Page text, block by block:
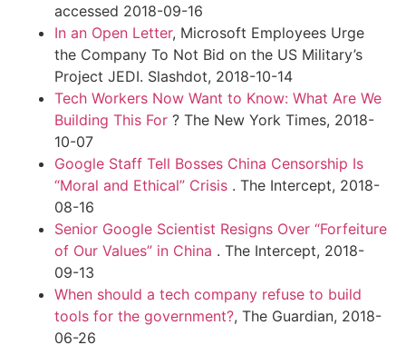
accessed 2018-09-16
In an Open Letter, Microsoft Employees Urge
the Company To Not Bid on the US Military’s
Project JEDI. Slashdot, 2018-10-14
Tech Workers Now Want to Know: What Are We
Building This For ? The New York Times, 2018-
10-07
Google Staff Tell Bosses China Censorship Is
“Moral and Ethical” Crisis . The Intercept, 2018-
08-16
Senior Google Scientist Resigns Over “Forfeiture
of Our Values” in China . The Intercept, 2018-
09-13
When should a tech company refuse to build
tools for the government?, The Guardian, 2018-
06-26